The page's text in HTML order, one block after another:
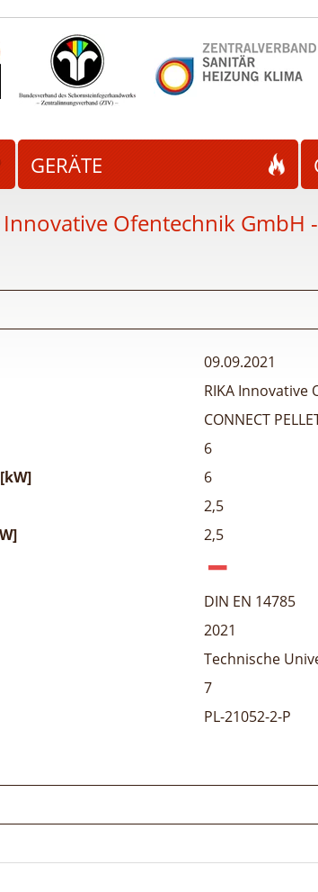
GERÄTE
Innovative Ofentechnik GmbH -
09.09.2021
RIKA Innovative
CONNECT
6
6
2,5
2,5
DIN EN 14785
2021
Technische
7
PL-21052-2-P